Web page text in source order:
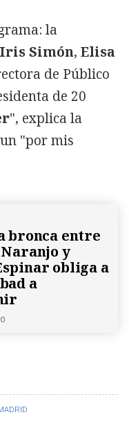
la
Simón, Elisa
de Público
de 20
", explica la
"por mis
bronca entre
y
obliga a
a